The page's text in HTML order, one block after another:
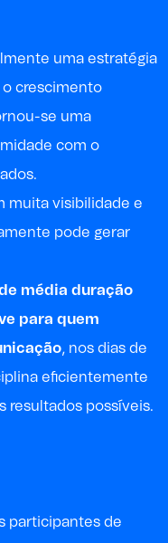
uma estratégia
crescimento
se uma
com o
muita visibilidade e
pode gerar
média duração
para quem
, nos dias de
eficientemente
resultados possíveis.
participantes de